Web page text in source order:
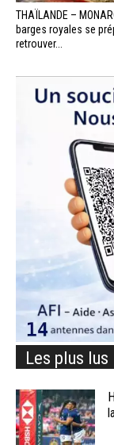
THAÏLANDE –
barges royales se
retrouver...
Les plus lus